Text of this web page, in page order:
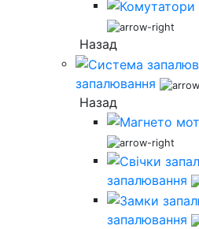
Назад
запалювання
Назад
запалювання
запалювання